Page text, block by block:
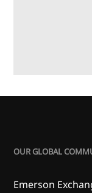
OUR GLOBAL
Emerson